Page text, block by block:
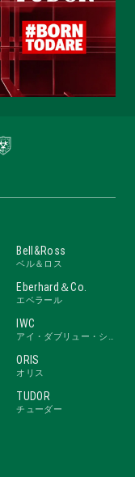
Bell&Ross
ベル＆ロス
Eberhard＆Co.
エベラール
IWC
アイ・ダブリュー・シー
ORIS
オリス
TUDOR
チューダー